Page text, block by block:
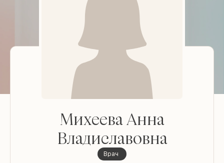
Михеева Анна
Владиславовна
врач